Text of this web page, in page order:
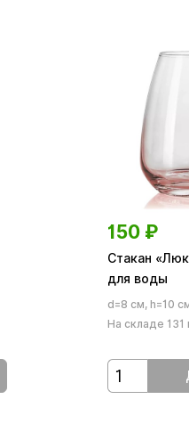
150 ₽
Стакан
для воды
d=8 см, h=10
На складе 131